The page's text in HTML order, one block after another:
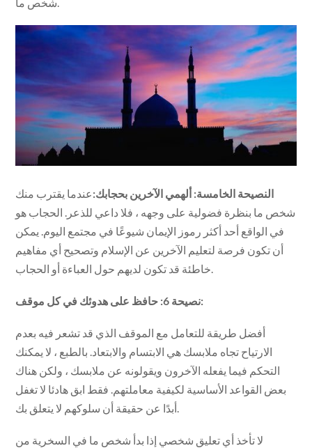
النصيحة الخامسة: ألهمي الآخرين بحجابك:عندما يقترب منك
شخص ما بنظرة فضولية على وجهه ، فلا داعي للذعر. الحجاب هو
في الواقع أحد أكثر رموز الإيمان شيوعًا في مجتمع اليوم. يمكن
أن تكون فرصة لتعليم الآخرين عن الإسلام وتصحيح أي مفاهيم
نصيحة 6: حافظ على هدوئك في كل موقف:
أفضل طريقة للتعامل مع الموقف الذي قد تشعر فيه بعدم
الارتياح تجاه ملابسك هي الابتسام والابتعاد. بالطبع ، لا يمكنك
التحكم فيما يفعله الآخرون ويقولونه عن ملابسك ، ولكن هناك
بعض القواعد الأساسية لكيفية معاملتهم. فقط ابق هادئا لا تغفل
أبدًا عن حقيقة أن سلوكهم لا يتعلق بك.
لا تأخذ أي تعليق شخصي إذا بدأ شخص ما في السخرية من